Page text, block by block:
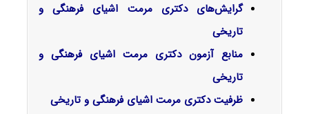
گرایش‌های دکتریمرمت اشیای فرهنگی و
تاریخی
منابع آزمون دکتری مرمت اشیای فرهنگی و
تاریخی
ظرفیت دکتری مرمت اشیای فرهنگی و تاریخی